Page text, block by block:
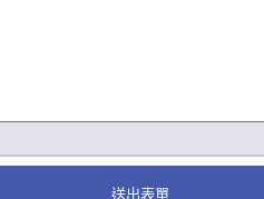
送出表單